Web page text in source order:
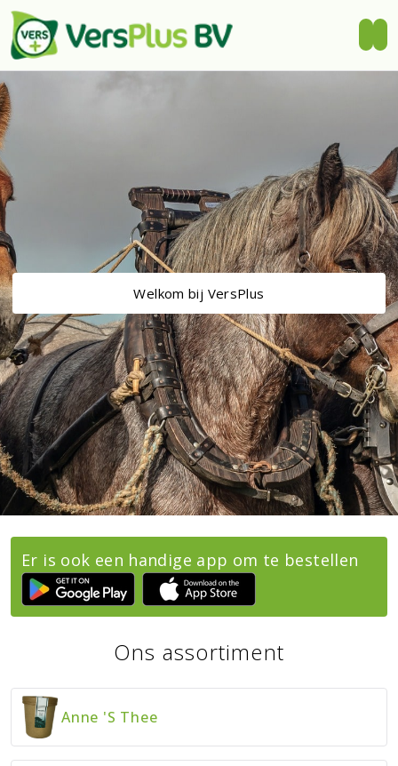
Welkom bij VersPlus
Er is ook een handige app om te bestellen
Ons assortiment
Anne 's Thee